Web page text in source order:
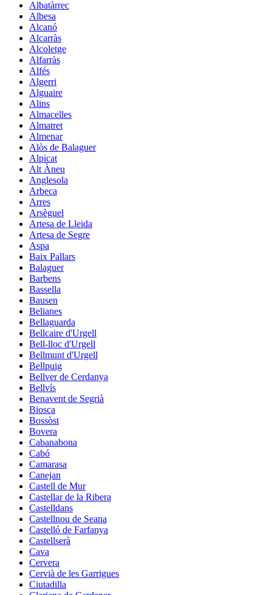
Albatàrrec
Albesa
Alcanó
Alcarràs
Alcoletge
Alfarràs
Alfés
Algerri
Alguaire
Alins
Almacelles
Almatret
Almenar
Alòs de Balaguer
Alpicat
Alt Àneu
Anglesola
Arbeca
Arres
Arsèguel
Artesa de Lleida
Artesa de Segre
Aspa
Baix Pallars
Balaguer
Barbens
Bassella
Bausen
Belianes
Bellaguarda
Bellcaire d'Urgell
Bell-lloc d'Urgell
Bellmunt d'Urgell
Bellpuig
Bellver de Cerdanya
Bellvís
Benavent de Segrià
Biosca
Bossòst
Bovera
Cabanabona
Cabó
Camarasa
Canejan
Castell de Mur
Castellar de la Ribera
Castelldans
Castellnou de Seana
Castelló de Farfanya
Castellserà
Cava
Cervera
Cervià de les Garrigues
Ciutadilla